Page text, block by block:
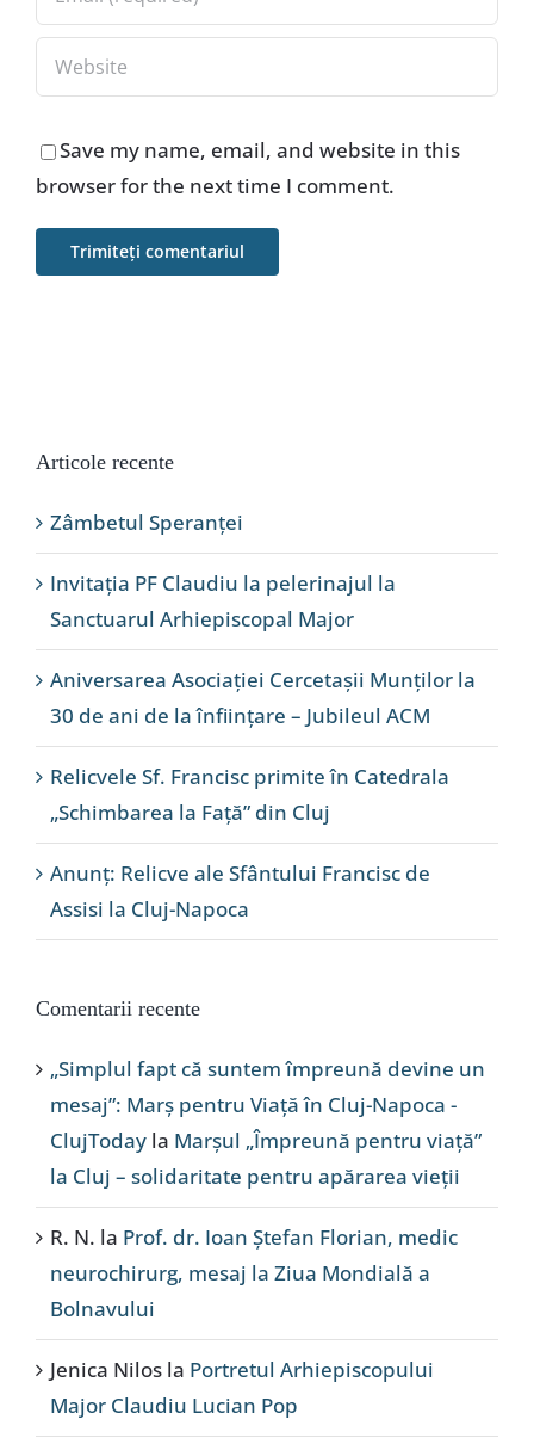
Save my name, email, and website in this
browser for the next time I comment.
Articole recente
Zâmbetul Speranței
Invitația PF Claudiu la pelerinajul la
Sanctuarul Arhiepiscopal Major
Aniversarea Asociației Cercetașii Munților la
30 de ani de la înființare – Jubileul ACM
Relicvele Sf. Francisc primite în Catedrala
„Schimbarea la Față” din Cluj
Anunț: Relicve ale Sfântului Francisc de
Assisi la Cluj-Napoca
Comentarii recente
„Simplul fapt că suntem împreună devine un
mesaj”: Marș pentru Viață în Cluj-Napoca -
ClujToday la Marșul „Împreună pentru viață”
la Cluj – solidaritate pentru apărarea vieții
R. N. la Prof. dr. Ioan Ștefan Florian, medic
neurochirurg, mesaj la Ziua Mondială a
Bolnavului
Jenica Nilos la Portretul Arhiepiscopului
Major Claudiu Lucian Pop